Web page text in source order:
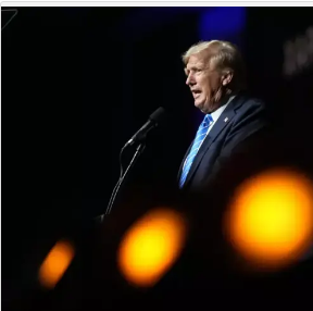
安全保障
ビジネス・経済
カルチャー